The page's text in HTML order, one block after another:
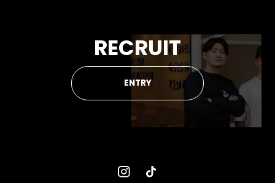
RECRUIT
ENTRY